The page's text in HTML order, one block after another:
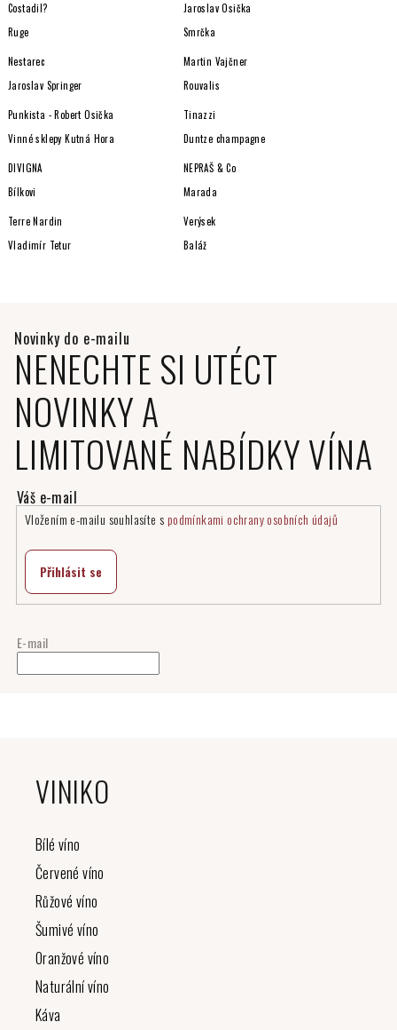
Costadil?
Jaroslav Osička
Ruge
Smrčka
Nestarec
Martin Vajčner
Jaroslav Springer
Rouvalis
Punkista - Robert Osička
Tinazzi
Vinné sklepy Kutná Hora
Duntze champagne
DIVIGNA
NEPRAŠ & Co
Bílkovi
Marada
Terre Nardin
Verýsek
Vladimír Tetur
Baláž
NENECHTE SI UTÉCT
NOVINKY A
LIMITOVANÉ NABÍDKY VÍNA
E-mail
Vložením e-mailu souhlasíte s podmínkami ochrany osobních údajů
Přihlásit se
VINIKO
Bílé víno
Červené víno
Růžové víno
Šumivé víno
Oranžové víno
Naturální víno
Káva